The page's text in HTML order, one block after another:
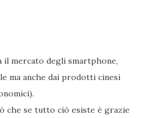
il mercato degli smartphone,
ma anche dai prodotti cinesi
che se tutto ciò esiste è grazie